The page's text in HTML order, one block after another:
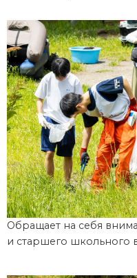
Обращает на себя
и старшего школьного